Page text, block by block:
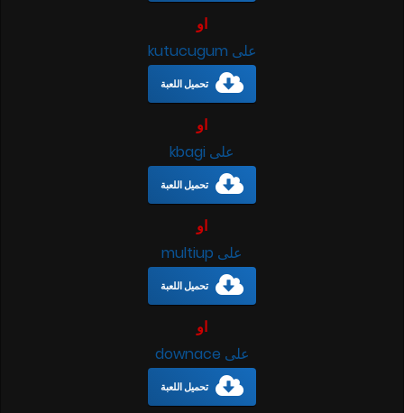
او
على kutucugum
تحميل اللعبة
او
على kbagi
تحميل اللعبة
او
على multiup
تحميل اللعبة
او
على downace
تحميل اللعبة